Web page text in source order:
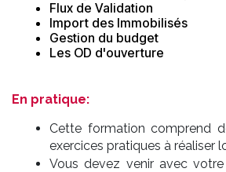
Flux de Validation
Import des Immobilisés
Gestion du budget
Les OD d'ouverture
En pratique:
Cette formation comprend
exercices pratiques à réaliser
Vous devez venir avec